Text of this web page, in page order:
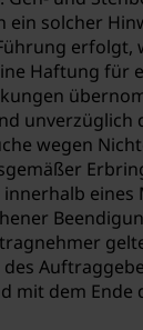
ein solcher
erfolgt,
Haftung für
unverzüglich
wegen
eines
mit dem Ende